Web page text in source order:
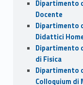
Dipartimento
Docente
Dipartimento
Didattici
Dipartimento
di Fisica
Dipartimento
Colloquium di